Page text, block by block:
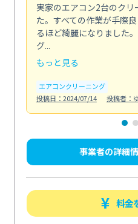
実家のエアコン2台のク
た。すべての作業が手際
るほど綺麗になりました
グ...
もっと見る
エアコンクリーニング
投稿日：2024/07/14
投稿者：
事業者の詳細
料金